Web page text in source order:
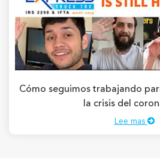
Cómo seguimos trabajando
la crisis del
Lee mas